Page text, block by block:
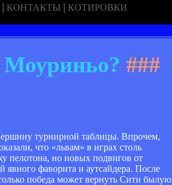
| КОНТАКТЫ | КОТИРОВКИ
###
турнирной таблицы. Впрочем,
что «львам» в играх столь
пелотона, но новых подвигов от
фаворита и аутсайдера. После
победа может вернуть Сити былую